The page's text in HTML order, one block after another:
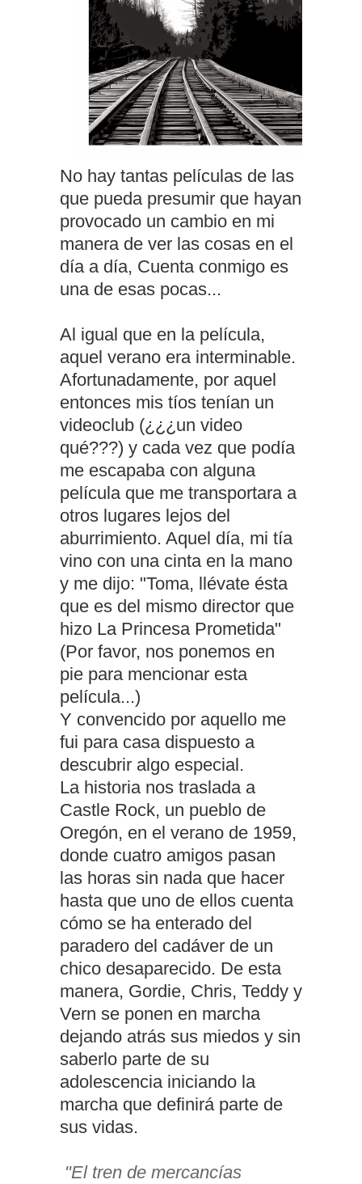
No hay tantas películas de las
que pueda presumir que hayan
provocado un cambio en mi
manera de ver las cosas en el
día a día, Cuenta conmigo es
una de esas pocas...
Al igual que en la película,
aquel verano era interminable.
Afortunadamente, por aquel
entonces mis tíos tenían un
videoclub (¿¿¿un video
qué???) y cada vez que podía
me escapaba con alguna
película que me transportara a
otros lugares lejos del
aburrimiento. Aquel día, mi tía
vino con una cinta en la mano
y me dijo: "Toma, llévate ésta
que es del mismo director que
hizo La Princesa Prometida"
(Por favor, nos ponemos en
pie para mencionar esta
película...)
Y convencido por aquello me
fui para casa dispuesto a
descubrir algo especial.
La historia nos traslada a
Castle Rock, un pueblo de
Oregón, en el verano de 1959,
donde cuatro amigos pasan
las horas sin nada que hacer
hasta que uno de ellos cuenta
cómo se ha enterado del
paradero del cadáver de un
chico desaparecido. De esta
manera, Gordie, Chris, Teddy y
Vern se ponen en marcha
dejando atrás sus miedos y sin
saberlo parte de su
adolescencia iniciando la
marcha que definirá parte de
sus vidas.
"El tren de mercancías